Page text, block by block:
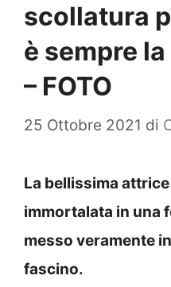
scollatura
è sempre
– FOTO
25 Ottobre 2021 di
La bellissima
immortalata in una
messo veramente
fascino.